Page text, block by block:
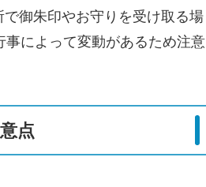
で御朱印やお守りを受け取る場
によって変動があるため注意
点